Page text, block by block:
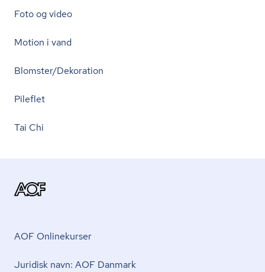
Foto og video
Motion i vand
Blomster/Dekoration
Pileflet
Tai Chi
AOF Onlinekurser
Juridisk navn: AOF Danmark